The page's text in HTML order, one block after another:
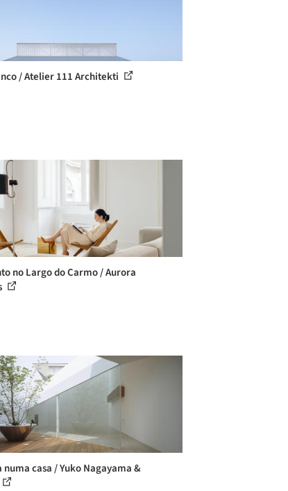
/ Atelier 111 Architekti
no Largo do Carmo / Aurora
casa / Yuko Nagayama &